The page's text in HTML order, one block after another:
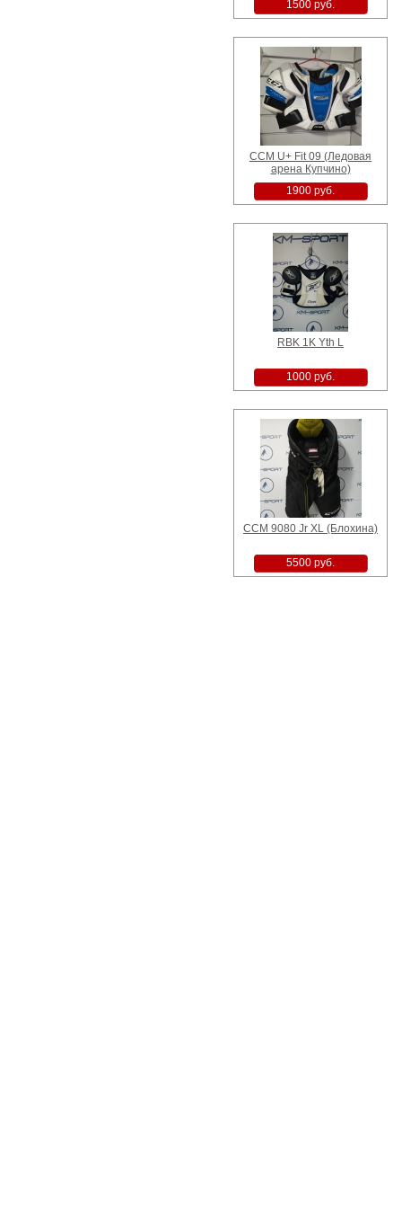
1500 руб.
CCM U+ Fit 09 (Ледовая
арена Купчино)
1900 руб.
RBK 1K Yth L
1000 руб.
CCM 9080 Jr XL (Блохина)
5500 руб.